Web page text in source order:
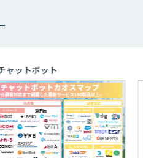
デジタルツイン領域のAI開発
走支援・内製化支援
AI技術実装アドバイザリー」
ットボット